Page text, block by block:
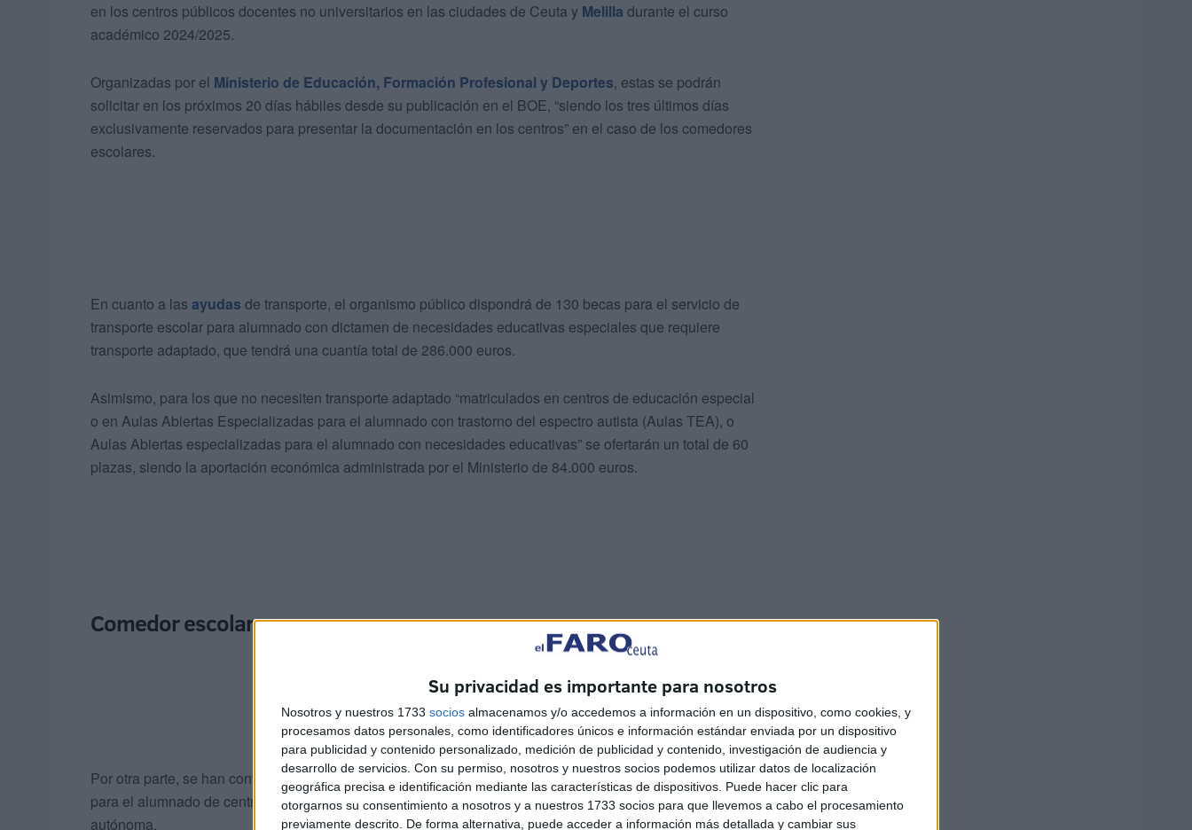
Su privacidad es importante para nosotros
Nosotros y nuestros 1733 socios almacenamos y/o accedemos a información en un dispositivo, como cookies, y
procesamos datos personales, como identificadores únicos e información estándar enviada por un dispositivo
para publicidad y contenido personalizado, medición de publicidad y contenido, investigación de audiencia y
desarrollo de servicios. Con su permiso, nosotros y nuestros socios podemos utilizar datos de localización
geográfica precisa e identificación mediante las características de dispositivos. Puede hacer clic para
otorgarnos su consentimiento a nosotros y a nuestros 1733 socios para que llevemos a cabo el procesamiento
previamente descrito. De forma alternativa, puede acceder a información más detallada y cambiar sus
en los centros públicos docentes no universitarios en las ciudades de Ceuta y Melilla durante el curso
académico 2024/2025.
Organizadas por el Ministerio de Educación, Formación Profesional y Deportes, estas se podrán
solicitar en los próximos 20 días hábiles desde su publicación en el BOE, “siendo los tres últimos días
exclusivamente reservados para presentar la documentación en los centros” en el caso de los comedores
escolares.
En cuanto a las ayudas de transporte, el organismo público dispondrá de 130 becas para el servicio de
transporte escolar para alumnado con dictamen de necesidades educativas especiales que requiere
transporte adaptado, que tendrá una cuantía total de 286.000 euros.
Asimismo, para los que no necesiten transporte adaptado “matriculados en centros de educación especial
o en Aulas Abiertas Especializadas para el alumnado con trastorno del espectro autista (Aulas TEA), o
Aulas Abiertas especializadas para el alumnado con necesidades educativas” se ofertarán un total de 60
plazas, siendo la aportación económica administrada por el Ministerio de 84.000 euros.
Comedor escolar
Por otra parte, se han convocado un total de 1000 ayudas para sufragar el servicio de comedor escolar
para el alumnado de centros docentes “sostenidos con fondos públicos” en este servicio en la ciudad
autónoma.